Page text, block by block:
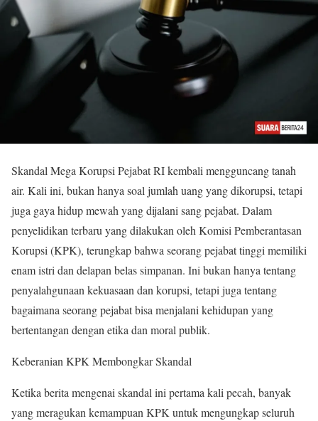
Skandal Mega Korupsi Pejabat RI kembali mengguncang tanah
air. Kali ini, bukan hanya soal jumlah uang yang dikorupsi, tetapi
juga gaya hidup mewah yang dijalani sang pejabat. Dalam
penyelidikan terbaru yang dilakukan oleh Komisi Pemberantasan
Korupsi (KPK), terungkap bahwa seorang pejabat tinggi memiliki
enam istri dan delapan belas simpanan. Ini bukan hanya tentang
penyalahgunaan kekuasaan dan korupsi, tetapi juga tentang
bagaimana seorang pejabat bisa menjalani kehidupan yang
bertentangan dengan etika dan moral publik.
Keberanian KPK Membongkar Skandal
Ketika berita mengenai skandal ini pertama kali pecah, banyak
yang meragukan kemampuan KPK untuk mengungkap seluruh